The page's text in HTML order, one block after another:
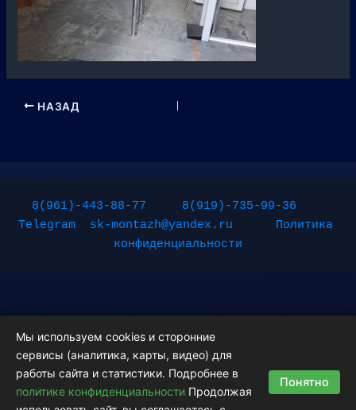
НАЗАД
8(961)-443-88-77
8(919)-735-99-36
Telegram
sk-montazh@yandex.ru
Политика
конфиденциальности
Copyright © 2026 Монтажные работы | Powered byТема Astra
WordPress
Мы используем cookies и сторонние
сервисы (аналитика, карты, видео) для
работы сайта и статистики. Подробнее в
политике конфиденциальности Продолжая
Понятно